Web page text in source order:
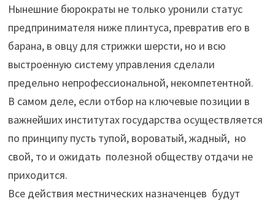
Нынешние бюрократы не только уронили статус
предпринимателя ниже плинтуса, превратив его в
барана, в овцу для стрижки шерсти, но и всю
выстроенную систему управления сделали
предельно непрофессиональной, некомпетентной.
В самом деле, если отбор на ключевые позиции в
важнейших институтах государства осуществляется
по принципу пусть тупой, вороватый, жадный, но
свой, то и ожидать полезной обществу отдачи не
приходится.
Все действия местнических назначенцев будут